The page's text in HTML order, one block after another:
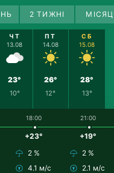
2 ТИЖНІ
ЧТ
13.08
23°
10°
ПТ
14.08
26°
12°
СБ
15.08
28°
13°
18:00
+23°
2 %
4.1 м/с
21:00
+19°
2 %
2.1 м/с